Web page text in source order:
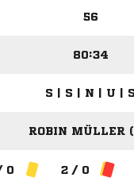
56
80:34
S | S | N | U | S
ROBIN MÜLLER
0 2 / 0